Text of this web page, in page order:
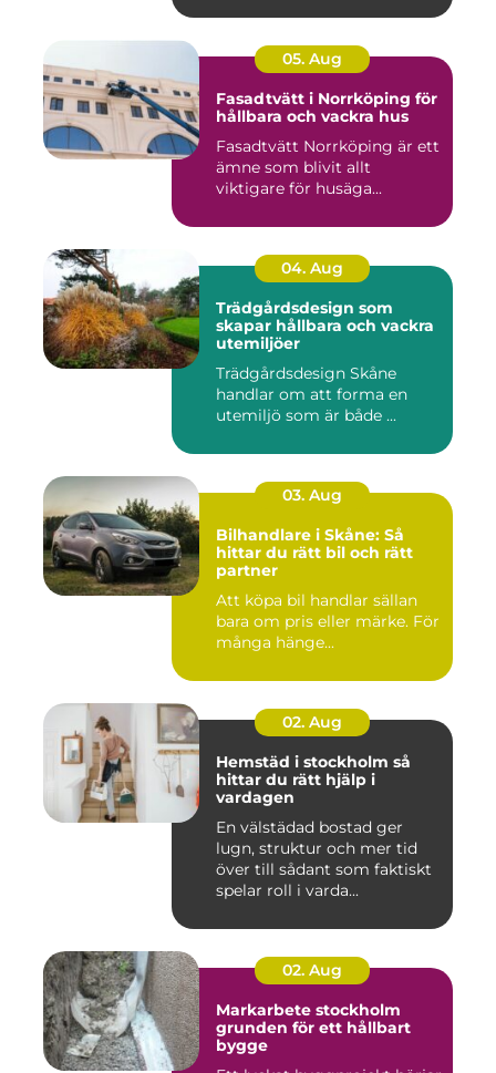
05. Aug
Fasadtvätt i Norrköping för
hållbara och vackra hus
Fasadtvätt Norrköping är ett
ämne som blivit allt
viktigare för husäga...
04. Aug
Trädgårdsdesign som
skapar hållbara och vackra
utemiljöer
Trädgårdsdesign Skåne
handlar om att forma en
utemiljö som är både ...
03. Aug
Bilhandlare i Skåne: Så
hittar du rätt bil och rätt
partner
Att köpa bil handlar sällan
bara om pris eller märke. För
många hänge...
02. Aug
Hemstäd i stockholm så
hittar du rätt hjälp i
vardagen
En välstädad bostad ger
lugn, struktur och mer tid
över till sådant som faktiskt
spelar roll i varda...
02. Aug
Markarbete stockholm
grunden för ett hållbart
bygge